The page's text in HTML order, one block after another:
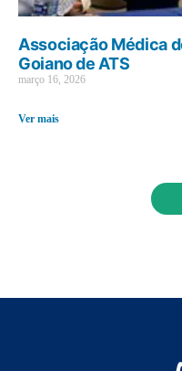
Associação Médica
Goiano de ATS
março 16, 2026
Ver mais